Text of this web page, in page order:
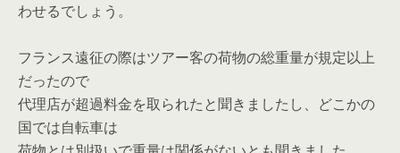
わせるでしょう。
フランス遠征の際はツアー客の荷物の総重量が規定以上
だったので
代理店が超過料金を取られたと聞きましたし、どこかの
国では自転車は